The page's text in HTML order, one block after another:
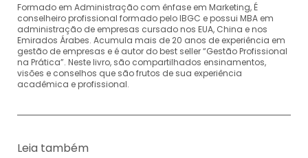
Formado em Administração com ênfase em Marketing, É
conselheiro profissional formado pelo IBGC e possui MBA em
administração de empresas cursado nos EUA, China e nos
Emirados Árabes. Acumula mais de 20 anos de experiência em
gestão de empresas e é autor do best seller “Gestão Profissional
na Prática”. Neste livro, são compartilhados ensinamentos,
visões e conselhos que são frutos de sua experiência
acadêmica e profissional.
Leia também